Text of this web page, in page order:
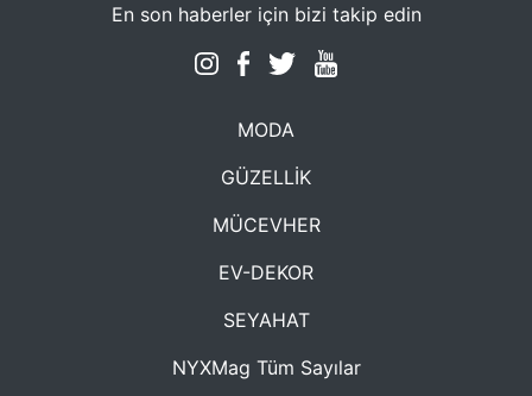
En son haberler için bizi takip edin
MODA
GÜZELLİK
MÜCEVHER
EV-DEKOR
SEYAHAT
NYXMag Tüm Sayılar